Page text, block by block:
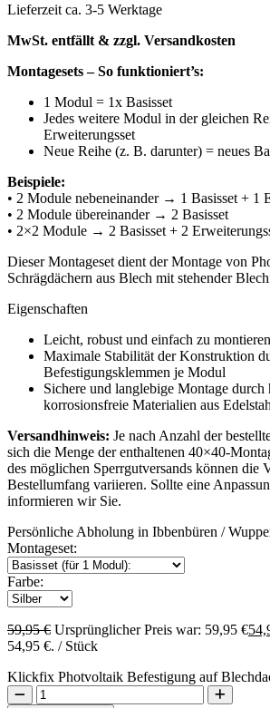
Lieferzeit ca. 3-5 Werktage
MwSt. entfällt & zzgl. Versandkosten
Montagesets – So funktioniert’s:
1 Modul = 1x Basisset
Jedes weitere Modul in der gleichen
Erweiterungsset
Neue Reihe (z. B. darunter) = neues
Beispiele:
• 2 Module nebeneinander → 1 Basisset + 1
• 2 Module übereinander → 2 Basisset
• 2×2 Module → 2 Basisset + 2
Dieser Montageset dient der Montage von
Schrägdächern aus Blech mit stehender
Eigenschaften
Leicht, robust und einfach zu montieren
Maximale Stabilität der Konstruktion
Befestigungsklemmen je Modul
Sichere und langlebige Montage durch
korrosionsfreie Materialien aus
Versandhinweis: Je nach Anzahl der
sich die Menge der enthaltenen 40×40-
des möglichen Sperrgutversands können die
Bestellumfang variieren. Sollte eine
informieren wir Sie.
Persönliche Abholung in Ibbenbüren /
Montageset:
Farbe:
59,95€ Ursprünglicher Preis war: 59,95 €
54,95 €. / Stück
Klickfix Photvoltaik Befestigung auf